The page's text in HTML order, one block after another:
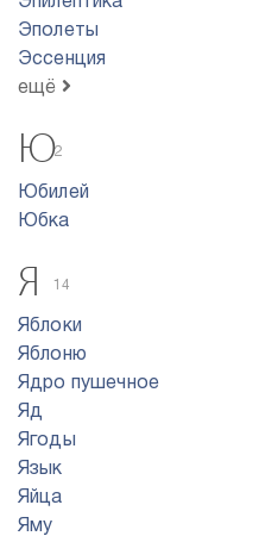
Эполеты
Эссенция
ещё
Ю2
Юбилей
Юбка
Я 14
Яблоки
Яблоню
Ядро пyшeчнoe
Яд
Ягоды
Язык
Яйца
Яму